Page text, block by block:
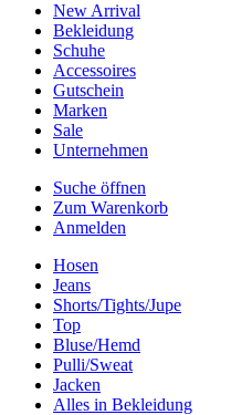
New Arrival
Bekleidung
Schuhe
Accessoires
Gutschein
Marken
Sale
Unternehmen
Suche öffnen
Zum Warenkorb
Anmelden
Hosen
Jeans
Shorts/Tights/Jupe
Top
Bluse/Hemd
Pulli/Sweat
Jacken
Alles in Bekleidung